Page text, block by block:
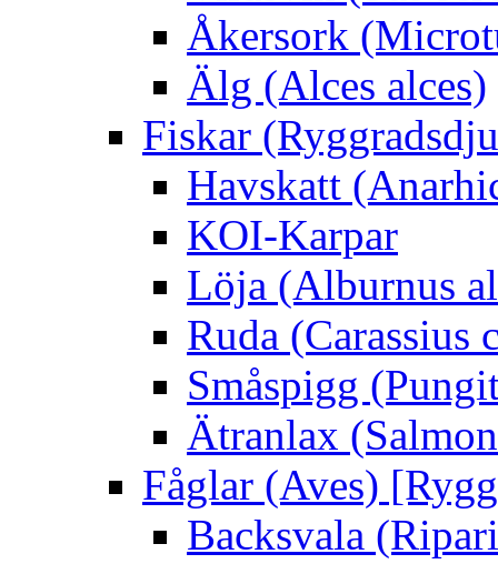
Åkersork
Älg (Alces alces)
Fiskar
Havskatt
KOI-Karpar
Löja (Alburnus
Ruda (Carassius
Småspigg
Ätranlax
Fåglar (Aves)
Backsvala